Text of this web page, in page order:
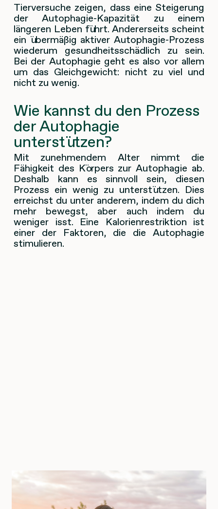
Tierversuche zeigen, dass eine Steigerung
der Autophagie-Kapazität zu einem
längeren Leben führt. Andererseits scheint
ein übermäßig aktiver Autophagie-Prozess
wiederum gesundheitsschädlich zu sein.
Bei der Autophagie geht es also vor allem
um das Gleichgewicht: nicht zu viel und
nicht zu wenig.
Wie kannst du den Prozess
der Autophagie
unterstützen?
Mit zunehmendem Alter nimmt die
Fähigkeit des Körpers zur Autophagie ab.
Deshalb kann es sinnvoll sein, diesen
Prozess ein wenig zu unterstützen. Dies
erreichst du unter anderem, indem du dich
mehr bewegst, aber auch indem du
weniger isst. Eine Kalorienrestriktion ist
einer der Faktoren, die die Autophagie
stimulieren.